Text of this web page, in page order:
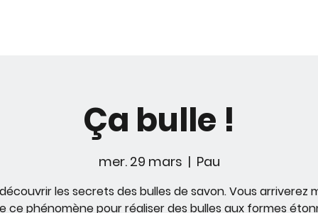
Ça bulle !
mer. 29 mars
  |
Pau
les secrets des bulles de savon. Vous arriverez
ce phénomène pour réaliser des bulles aux formes